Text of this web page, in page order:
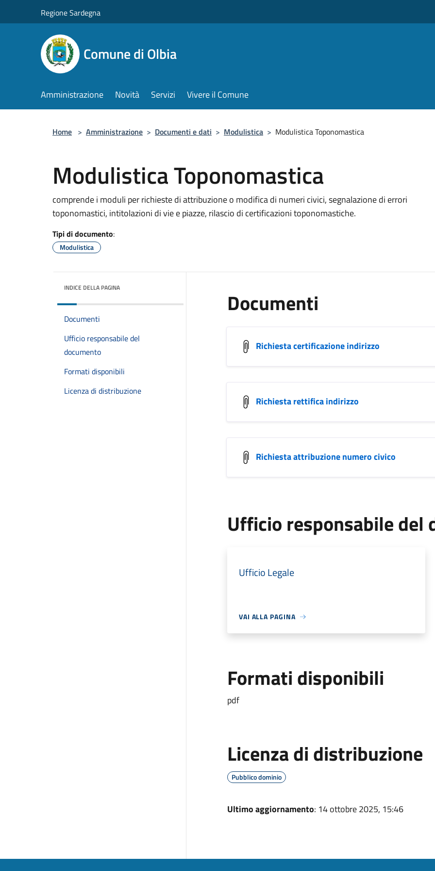
Regione Sardegna
Comune di Olbia
Amministrazione Novità Servizi Vivere il Comune
Home > Amministrazione > Documenti e dati > Modulistica > Modulistica Toponomastica
Modulistica Toponomastica
comprende i moduli per richieste di attribuzione o modifica di numeri civici, segnalazione di errori
toponomastici, intitolazioni di vie e piazze, rilascio di certificazioni toponomastiche.
Tipi di documento:
Modulistica
INDICE DELLA PAGINA
Documenti
Ufficio responsabile del
documento
Formati disponibili
Licenza di distribuzione
Documenti
Richiesta certificazione indirizzo
Richiesta rettifica indirizzo
Richiesta attribuzione numero civico
Ufficio responsabile del
Ufficio Legale
VAI ALLA PAGINA
Formati disponibili
pdf
Licenza di distribuzione
Pubblico dominio
Ultimo aggiornamento: 14 ottobre 2025, 15:46